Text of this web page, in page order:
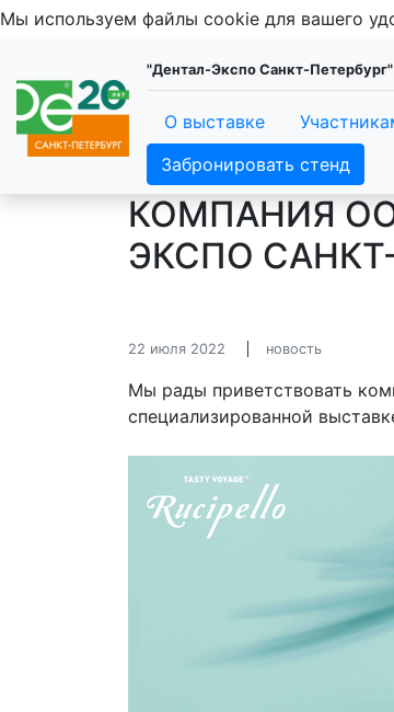
Мы используем файлы cookie для вашего
"Дентал-Экспо Санкт-Петербург"
О выставке
Забронировать стенд
КОМПАНИЯ
ЭКСПО
22 июля 2022 новость
Мы рады приветствовать
специализированной